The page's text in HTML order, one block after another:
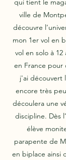
qui tient le
ville de
découvre
mon 1er vol en
vol en solo à
en France pour
j'ai découvert
encore très
découlera une
discipline. Dès
élève
parapente de
en biplace ainsi